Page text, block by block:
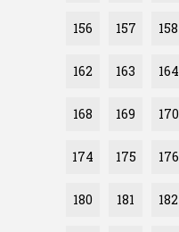
156 157 158
162 163 164
168 169 170
174 175 176
180 181 182